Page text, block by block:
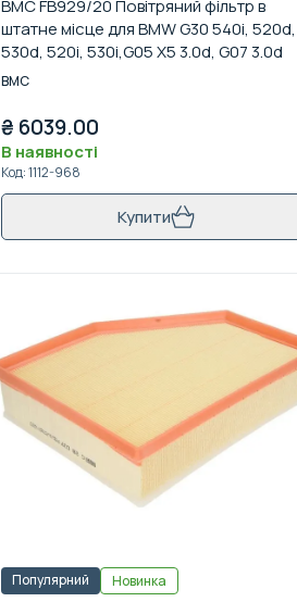
BMC FB929/20 Повітряний фільтр в
штатне місце для BMW G30 540i, 520d,
530d, 520i, 530i,G05 X5 3.0d, G07 3.0d
BMC
₴ 6039.00
В наявності
Код:1112-968
Купити
Популярний Новинка